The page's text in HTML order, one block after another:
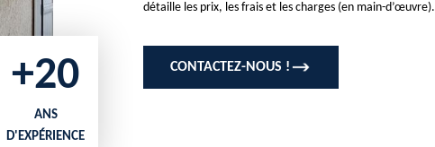
+20
ANS
D'EXPÉRIENCE
détaille les prix, les frais et les charges (en main-d’œuvre).
CONTACTEZ-NOUS !